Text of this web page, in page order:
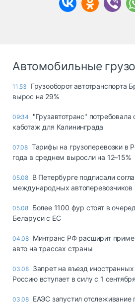
Автомобильные
11:53
Грузооборот автотранспорта
вырос на 29%
09:34
"Грузавтотранс" потребовала
каботаж для Калининграда
07.08 Тарифы на грузоперевозки в
года в среднем выросли на 12–15%
05.08 В Петербурге подписали
международных автоперевозчиков
05.08 Более 1100 фур стоят в
Беларуси с ЕС
04.08 Минтранс РФ расширит
авто на трассах страны
03.08 Запрет на въезд
Россию вступает в силу с 1 сентября
03.08 ЕАЭС запустил отслеживание